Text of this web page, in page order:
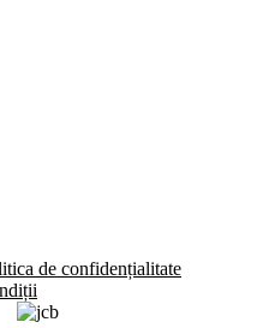
de confidențialitate